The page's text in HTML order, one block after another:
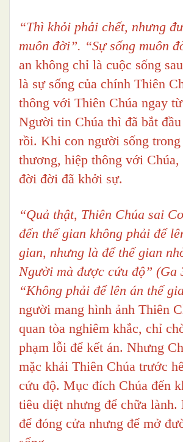
“Thì khỏi phải chết, nhưng
muôn đời”. “Sự sống muôn
an không chỉ là cuộc sống
là sự sống của chính Thiên
thông với Thiên Chúa ngay
Người tin Chúa thì đã bắt
rồi. Khi con người sống trong
thương, hiệp thông với Chúa,
đời đời đã khởi sự.
“Quả thật, Thiên Chúa sai
đến thế gian không phải để
gian, nhưng là để thế gian
Người mà được cứu độ” (Ga
“Không phải để lên án thế
người mang hình ảnh Thiên
quan tòa nghiêm khắc, chỉ
phạm lỗi để kết án. Nhưng
mặc khải Thiên Chúa trước
cứu độ. Mục đích Chúa đến
tiêu diệt nhưng để chữa lành.
để đóng cửa nhưng để mở